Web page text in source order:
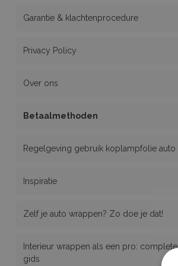
Garantie & klachtenprocedure
Privacy Policy
Over ons
Betaalmethoden
Regelgeving gebruik koplampfolie auto
Inspiratie
Zelf je auto wrappen? Zo doe je dat!
Interieur wrappen als een pro: complete
gids